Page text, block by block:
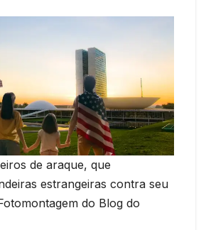
de araque, que
estrangeiras contra seu
do Blog do